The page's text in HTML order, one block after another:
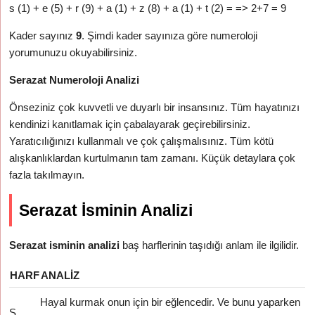
s (1) + e (5) + r (9) + a (1) + z (8) + a (1) + t (2) = => 2+7 = 9
Kader sayınız9. Şimdi kader sayınıza göre numeroloji
yorumunuzu okuyabilirsiniz.
Serazat Numeroloji Analizi
Önseziniz çok kuvvetli ve duyarlı bir insansınız. Tüm hayatınızı
kendinizi kanıtlamak için çabalayarak geçirebilirsiniz.
Yaratıcılığınızı kullanmalı ve çok çalışmalısınız. Tüm kötü
alışkanlıklardan kurtulmanın tam zamanı. Küçük detaylara çok
fazla takılmayın.
Serazat İsminin Analizi
Serazat isminin analizi baş harflerinin taşıdığı anlam ile ilgilidir.
HARFANALIZ
S
Hayal kurmak onun için bir eğlencedir. Ve bunu yaparken